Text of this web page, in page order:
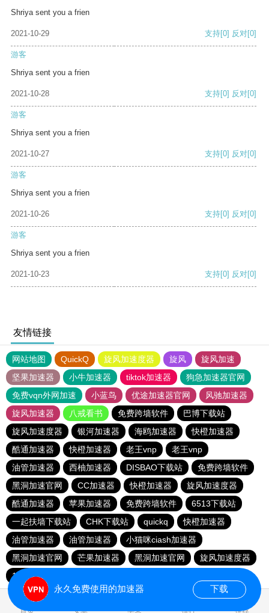
Shriya sent you a frien
2021-10-29 支持[0] 反对[0]
游客
Shriya sent you a frien
2021-10-28 支持[0] 反对[0]
游客
Shriya sent you a frien
2021-10-27 支持[0] 反对[0]
游客
Shriya sent you a frien
2021-10-26 支持[0] 反对[0]
游客
Shriya sent you a frien
2021-10-23 支持[0] 反对[0]
友情链接
网站地图 QuickQ 旋风加速度器 旋风
旋风加速
坚果加速器
小牛加速器 tiktok加速器
狗急加速器官网
免费vqn外网加速
小蓝鸟 优途加速器官网
风驰加速器
旋风加速器
八戒看书 免费跨墙软件
巴博下载站
旋风加速度器
银河加速器 海鸥加速器
快橙加速器
酷通加速器
快橙加速器 老王vnp
老王vnp
油管加速器
西柚加速器 DISBAO下载站
免费跨墙软件
黑洞加速官网
CC加速器 快橙加速器
旋风加速度器
酷通加速器
苹果加速器 免费跨墙软件
6513下载站
一起扶墙下载站
CHK下载站 quickq
快橙加速器
油管加速器
油管加速器
小猫咪ciash加速器
黑洞加速官网
芒果加速器 黑洞加速官网
旋风加速度器
186下载站
首页 安卓 苹果 排行 推荐
永久免费使用的加速器 下载